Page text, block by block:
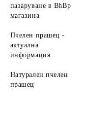
пазаруване в BhBp
магазина
Пчелен прашец -
актуална
информация
Натурален пчелен
прашец